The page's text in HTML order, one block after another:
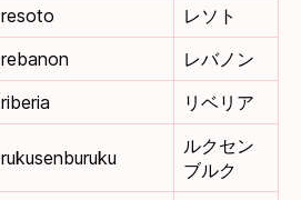
resoto
レソト
rebanon
レバノン
riberia リベリア
rukusenburuku
ルクセン
ブルク